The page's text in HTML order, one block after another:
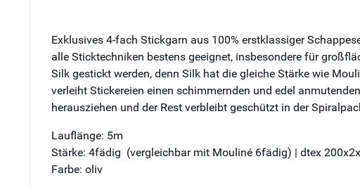
Exklusives 4-fach Stickgarn aus 100% erstklassiger
alle Sticktechniken bestens geeignet, insbesondere für
Silk gestickt werden, denn Silk hat die gleiche Stärke wie
verleiht Stickereien einen schimmernden und edel
herausziehen und der Rest verbleibt geschützt in der
Lauflänge: 5m
Stärke: 4fädig (vergleichbar mit Mouliné 6fädig) | dtex
Farbe: oliv